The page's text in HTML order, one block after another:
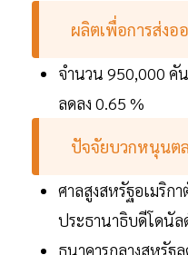
ผลิตเพื่อการส่งอ
จำนวน 950,000 คั
ลดลง 0.65 %
ปัจจัยบวกหนุนต
ศาลสูงสหรัฐอเมริก
ประธานาธิบดีโดนั
ธนาคารกลางสหรัฐ